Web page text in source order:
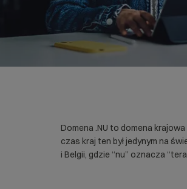
Domena .NU to domena
czas kraj ten był jedynym na
i Belgii, gdzie “nu” oznacza